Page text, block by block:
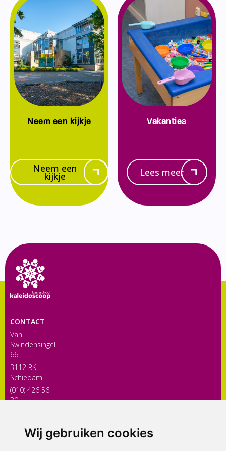
Wij gebruiken cookies
Neem een kijkje
Neem een
kijkje
Vakanties
Lees meer
CONTACT
Van
Swindensingel
66
3112 RK
Schiedam
(010) 426 56
30
ONDERDEEL VAN